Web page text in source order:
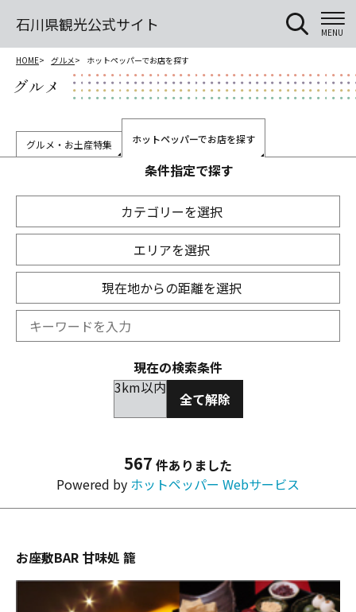
石川県観光公式サイト MENU
HOME グルメ ホットペッパーでお店を探す
グルメ
グルメ・お土産特集 ホットペッパーでお店を探す
条件指定で探す
カテゴリーを選択
エリアを選択
現在地からの距離を選択
現在の検索条件
3km以内
全て解除
567 件ありました
Powered by ホットペッパー Webサービス
お座敷BAR 甘味処 籠